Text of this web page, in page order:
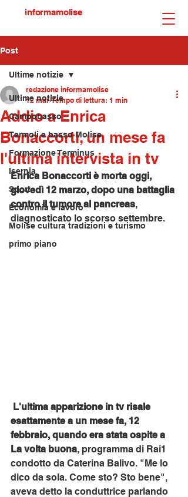
informamolise
Post
Ultime notizie
Campobasso
Termoli e basso Molise
Formazione Terminus
Isernia
Sport
Economia e lavoro
Molise cultura tradizioni e turismo
primo piano
Ultime notizie
Addio a Enrica
Bonaccorti, un mese fa
l'ultima intervista in tv
redazione informamolise
12 mar Tempo di lettura: 1 min
Enrica Bonaccorti è morta oggi,
giovedì 12 marzo, dopo una battaglia
contro il tumore al pancreas,
diagnosticato lo scorso settembre.
L'ultima apparizione in tv risale
esattamente a un mese fa, 12
febbraio, quando era stata ospite a
La volta buona, programma di Rai1
condotto da Caterina Balivo. "Me lo
dico da sola. Come sto? Sto bene",
aveva detto la conduttrice parlando